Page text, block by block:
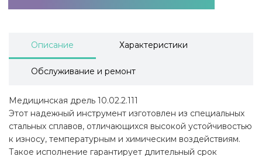
Описание Характеристики
Обслуживание и ремонт
Медицинская дрель 10.02.2.111
Этот надежный инструмент изготовлен из специальных
стальных сплавов, отличающихся высокой устойчивостью
к износу, температурным и химическим воздействиям.
Такое исполнение гарантирует длительный срок